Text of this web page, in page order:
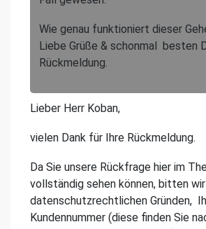
Wie genau funktioniert dieser
Liebe Grüße & schonmal besten
Rückmeldung.
Lieber Herr Koban,
vielen Dank für Ihre Rückmeldung.
Da Sie unsere Rückfrage hier im
vollständig sehen können, bitten wir
datenschutzrechtlichen Gründen,
Kundennummer (diese finden Sie